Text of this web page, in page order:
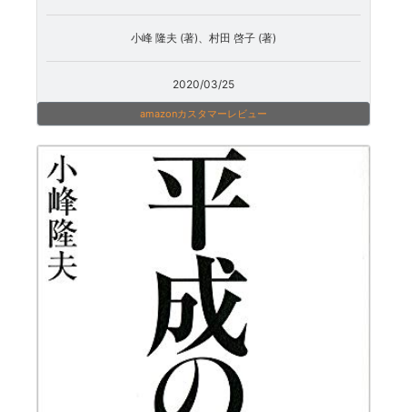
小峰 隆夫 (著)、村田 啓子 (著)
2020/03/25
amazonカスタマーレビュー